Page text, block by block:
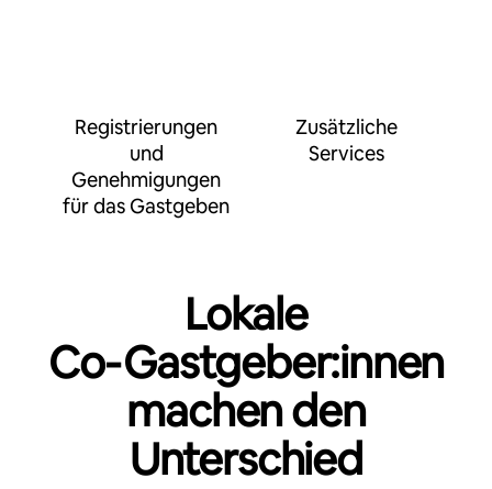
Registrierungen
und
Genehmigungen
für das Gastgeben
Zusätzliche
Services
Lokale
Co‑Gastgeber:innen
machen den
Unterschied